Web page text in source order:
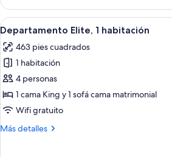
Prestigio,
habitación
Abrir
todas
las
fotos
de
Departamento
Elite,
habitación
Una
9
Departamento Elite, 1 habitación
463 pies cuadrados
1 habitación
4 personas
1 cama King y 1 sofá cama matrimonial
Wifi gratuito
Más detalles
Más